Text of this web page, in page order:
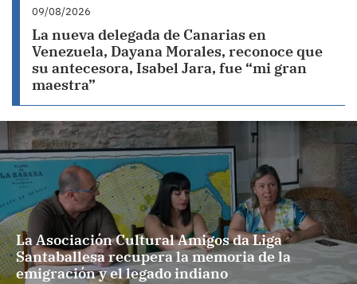
09/08/2026
La nueva delegada de Canarias en
Venezuela, Dayana Morales, reconoce que
su antecesora, Isabel Jara, fue “mi gran
maestra”
La Asociación Cultural Amigos da Liga
Santaballesa recupera la memoria de la
emigración y el legado indiano